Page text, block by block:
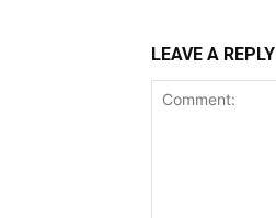
LEAVE A REPLY